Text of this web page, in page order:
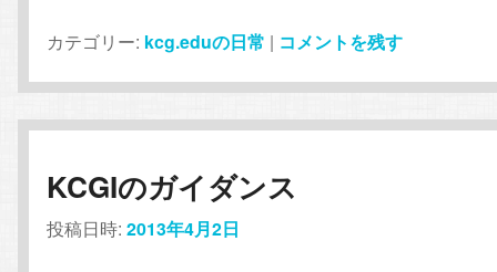
カテゴリー: kcg.eduの日常 | コメントを残す
KCGIのガイダンス
投稿日時:2013年4月2日